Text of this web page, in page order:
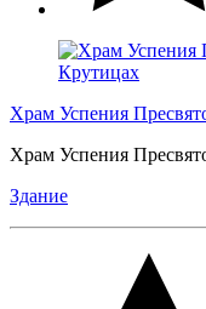
Храм Успения
Храм Успения
Здание